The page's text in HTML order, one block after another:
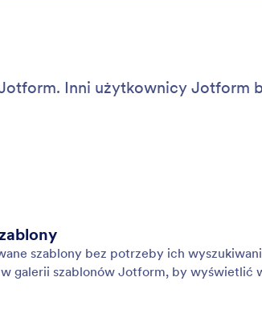
Inni użytkownicy Jotform
szablony bez potrzeby ich
w galerii szablonów Jotform, by wyświetlić